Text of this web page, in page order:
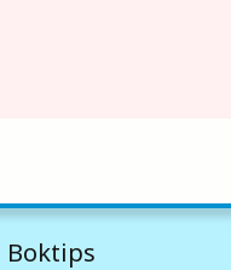
Boktips